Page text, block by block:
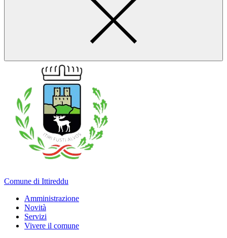
Comune di Ittireddu
Amministrazione
Novità
Servizi
Vivere il comune